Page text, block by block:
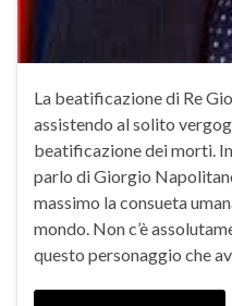
La beatificazione di Re
assistendo al solito
beatificazione dei morti.
parlo di Giorgio
massimo la consueta
mondo. Non c’è
questo personaggio che